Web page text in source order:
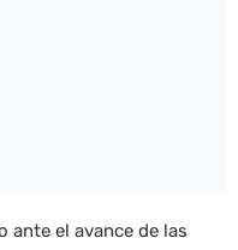
ante el avance de las